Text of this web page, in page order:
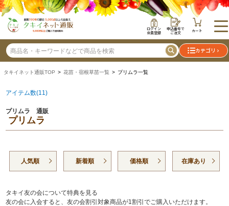
ログイン
会員登録
申込番号で
ご注文 カート
カテゴリ
タキイネット通販TOP > 花苗・宿根草苗一覧 > プリムラ一覧
アイテム数(11)
プリムラ 通販
プリムラ
人気順 新着順 価格順 在庫あり
タキイ友の会について特典を見る
友の会に入会すると、友の会割引対象商品が1割引でご購入いただけます。